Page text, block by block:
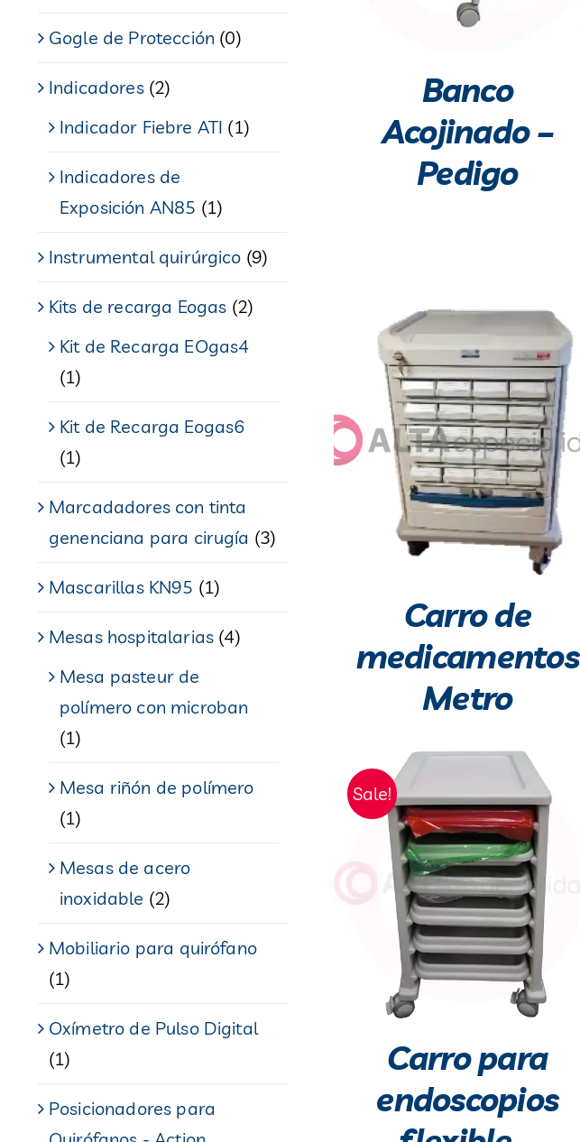
Gogle de Protección (0)
Indicadores (2)
Indicador Fiebre ATI (1)
Indicadores de
Exposición AN85 (1)
Instrumental quirúrgico (9)
Kits de recarga Eogas (2)
Kit de Recarga EOgas4
(1)
Kit de Recarga Eogas6
(1)
Marcadadores con tinta
genenciana para cirugía (3)
Mascarillas KN95 (1)
Mesas hospitalarias (4)
Mesa pasteur de
polímero con microban
(1)
Mesa riñón de polímero
(1)
Mesas de acero
inoxidable (2)
Mobiliario para quirófano
(1)
Oxímetro de Pulso Digital
(1)
Posicionadores para
Banco
Acojinado –
Pedigo
Carro de
medicamentos
Metro
Sale!
Carro para
endoscopios